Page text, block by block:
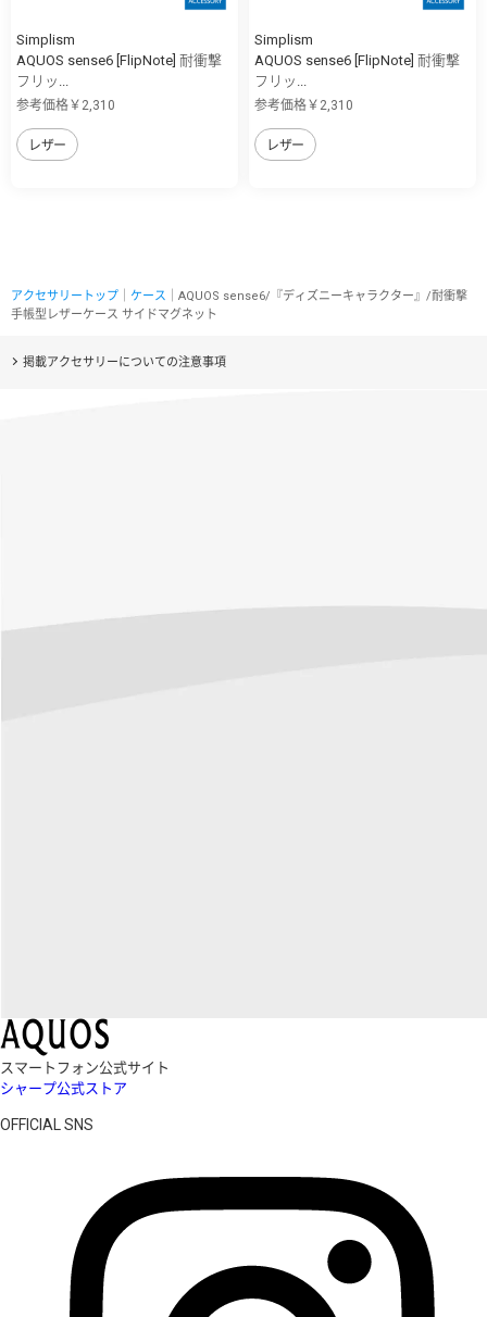
Simplism
AQUOS sense6 [FlipNote] 耐衝撃
フリッ...
参考価格￥2,310
レザー
Simplism
AQUOS sense6 [FlipNote] 耐衝撃
フリッ...
参考価格￥2,310
レザー
アクセサリートップ ケース ｜AQUOS sense6/『ディズニーキャラクター』/耐衝撃
手帳型レザーケース サイドマグネット
掲載アクセサリーについての注意事項
スマートフォン公式サイト
シャープ公式ストア
OFFICIAL SNS